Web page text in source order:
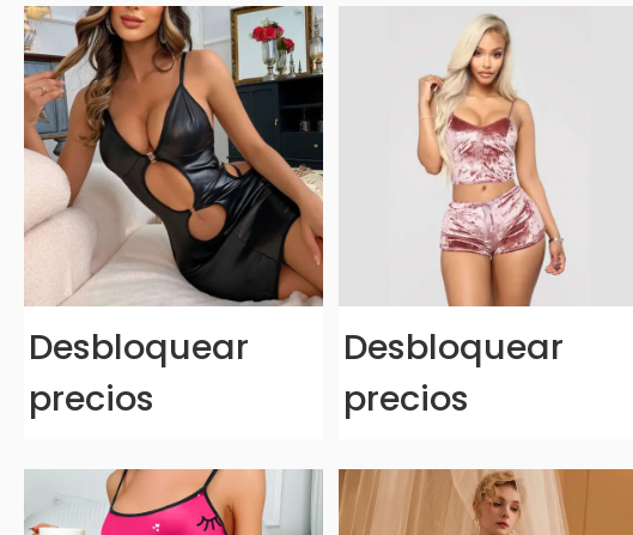
Desbloquear
precios
Desbloquear
precios